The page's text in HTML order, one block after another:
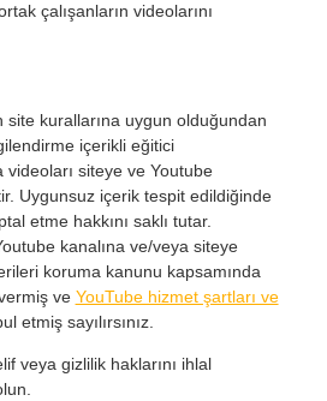
çalışanların videolarını
kurallarına uygun olduğundan
içerikli eğitici
videoları siteye ve Youtube
Uygunsuz içerik tespit edildiğinde
etme hakkını saklı tutar.
kanalına ve/veya siteye
koruma kanunu kapsamında
ve YouTube hizmet şartları ve
etmiş sayılırsınız.
veya gizlilik haklarını ihlal